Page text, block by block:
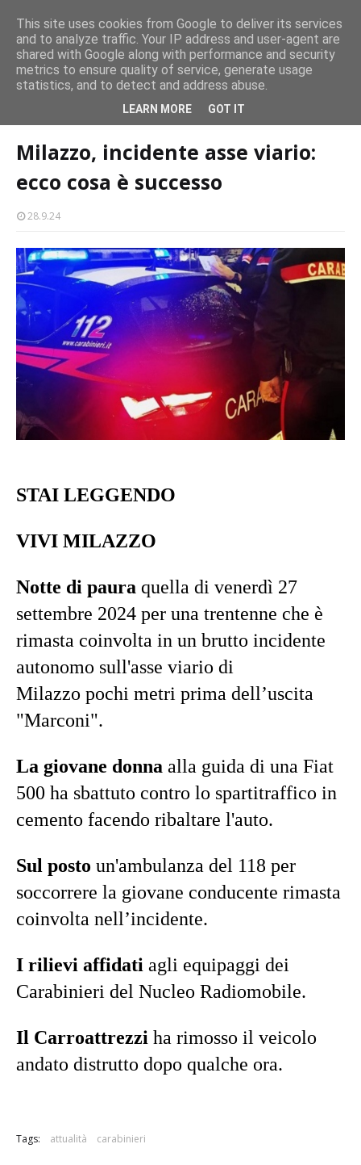
Milazzo 28ª Sagra del Pesce a Vaccarella: il programma
EVENTI
carabinieri
Milazzo, incidente asse viario: ecco cosa è
Milazzo, incidente asse viario:
ecco cosa è successo
28.9.24
STAI LEGGENDO
VIVI MILAZZO
Notte di paura quella di venerdì 27
settembre 2024 per una trentenne che è
rimasta coinvolta in un brutto incidente
autonomo sull'asse viario di
Milazzo pochi metri prima dell’uscita
"Marconi".
La giovane donna alla guida di una Fiat
500 ha sbattuto contro lo spartitraffico in
cemento facendo ribaltare l'auto.
Sul posto un'ambulanza del 118 per
soccorrere la giovane conducente rimasta
coinvolta nell’incidente.
I rilievi affidati agli equipaggi dei
Carabinieri del Nucleo Radiomobile.
Il Carroattrezzi ha rimosso il veicolo
andato distrutto dopo qualche ora.
Tags: attualità carabinieri
This site uses cookies from Google to deliver its services
and to analyze traffic. Your IP address and user-agent are
shared with Google along with performance and security
metrics to ensure quality of service, generate usage
statistics, and to detect and address abuse.
LEARN MORE GOT IT